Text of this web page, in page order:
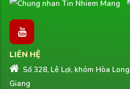
LIÊN HỆ
Số 328, Lê Lợi, khóm Hòa
Giang